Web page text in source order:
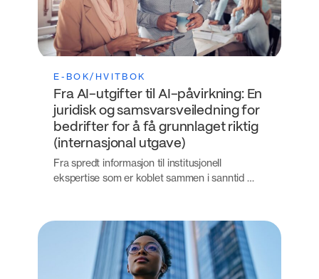
E-BOK/HVITBOK
Fra AI-utgifter til AI-påvirkning: En
juridisk og samsvarsveiledning for
bedrifter for å få grunnlaget riktig
(internasjonal utgave)
Fra spredt informasjon til institusjonell
ekspertise som er koblet sammen i sanntid …